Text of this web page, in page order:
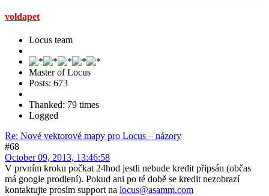
voldapet
Locus team
Master of Locus
Posts: 673
Thanked: 79 times
Logged
Re: Nové vektorové mapy pro Locus – názory
#68
October 09, 2013, 13:46:58
V prvním kroku počkat 24hod jestli nebude kredit připsán (občas
má google prodlení). Pokud ani po té době se kredit nezobrazí
kontaktujte prosím support na locus@asamm.com